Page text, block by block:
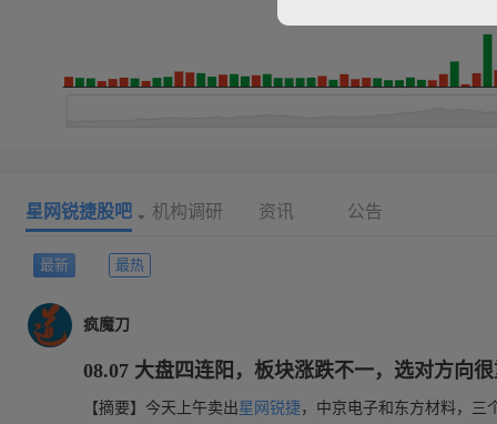
星网锐捷股吧 机构调研 资讯 公告
最新 最热
疯魔刀
08.07 大盘四连阳，板块涨跌不一，选对方向
【摘要】今天上午卖出星网锐捷，中京电子和东方材料，三